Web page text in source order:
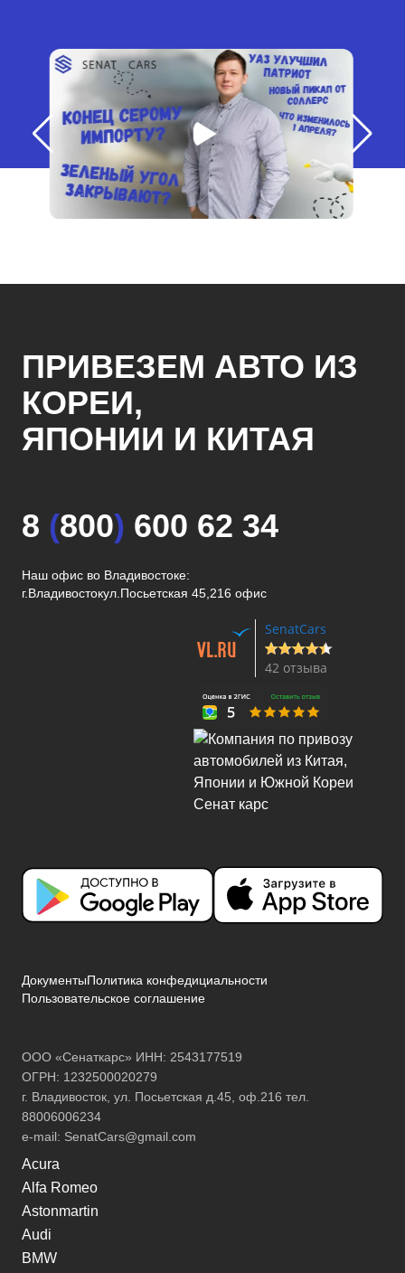
ПРИВЕЗЕМ АВТО ИЗ
КОРЕИ,
ЯПОНИИ И КИТАЯ
8 (800) 600 62 34
Наш офис во Владивостоке:
г.Владивостокул.Посьетская 45,216 офис
SenatCars
42 отзыва
ДокументыПолитика конфедициальности
Пользовательское соглашение
ООО «Сенаткарс» ИНН: 2543177519
ОГРН: 1232500020279
г. Владивосток, ул. Посьетская д.45, оф.216 тел.
88006006234
e-mail: SenatCars@gmail.com
Acura
Alfa Romeo
Astonmartin
Audi
BMW